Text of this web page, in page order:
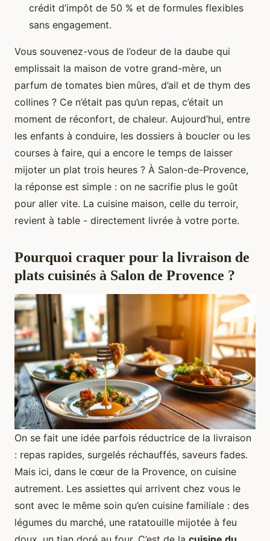
crédit d’impôt de 50 % et de formules flexibles
sans engagement.
Vous souvenez-vous de l’odeur de la daube qui
emplissait la maison de votre grand-mère, un
parfum de tomates bien mûres, d’ail et de thym des
collines ? Ce n’était pas qu’un repas, c’était un
moment de réconfort, de chaleur. Aujourd’hui, entre
les enfants à conduire, les dossiers à boucler ou les
courses à faire, qui a encore le temps de laisser
mijoter un plat trois heures ? À Salon-de-Provence,
la réponse est simple : on ne sacrifie plus le goût
pour aller vite. La cuisine maison, celle du terroir,
revient à table - directement livrée à votre porte.
Pourquoi craquer pour la livraison de
plats cuisinés à Salon de Provence ?
On se fait une idée parfois réductrice de la livraison
: repas rapides, surgelés réchauffés, saveurs fades.
Mais ici, dans le cœur de la Provence, on cuisine
autrement. Les assiettes qui arrivent chez vous le
sont avec le même soin qu’en cuisine familiale : des
légumes du marché, une ratatouille mijotée à feu